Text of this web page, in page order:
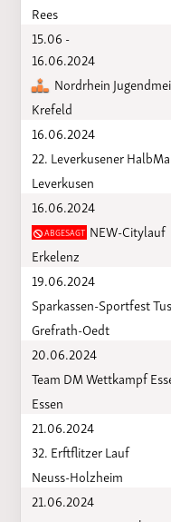
Rees
15.06 -
16.06.2024
Nordrhein
Krefeld
16.06.2024
22. Leverkusener
Leverkusen
16.06.2024
ABGESAGTNEW-Citylauf
Erkelenz
19.06.2024
Sparkassen-Sportfest
Grefrath-Oedt
20.06.2024
Team DM Wettkampf
Essen
21.06.2024
32. Erftflitzer Lauf
Neuss-Holzheim
21.06.2024